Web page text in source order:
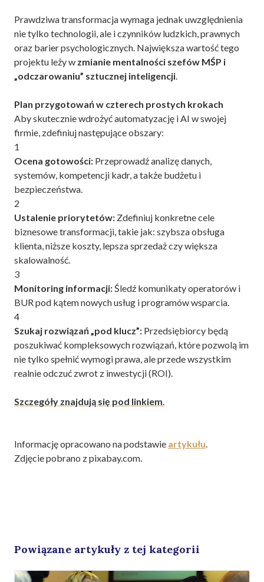
Prawdziwa transformacja wymaga jednak uwzględnienia
nie tylko technologii, ale i czynników ludzkich, prawnych
oraz barier psychologicznych. Największa wartość tego
projektu leży w zmianie mentalności szefów MŚP i
„odczarowaniu” sztucznej inteligencji.
Plan przygotowań w czterech prostych krokach
Aby skutecznie wdrożyć automatyzację i AI w swojej
firmie, zdefiniuj następujące obszary:
1
Ocena gotowości: Przeprowadź analizę danych,
systemów, kompetencji kadr, a także budżetu i
bezpieczeństwa.
2
Ustalenie priorytetów: Zdefiniuj konkretne cele
biznesowe transformacji, takie jak: szybsza obsługa
klienta, niższe koszty, lepsza sprzedaż czy większa
skalowalność.
3
Monitoring informacji:Śledź komunikaty operatorów i
BUR pod kątem nowych usług i programów wsparcia.
4
Szukaj rozwiązań „pod klucz”: Przedsiębiorcy będą
poszukiwać kompleksowych rozwiązań, które pozwolą im
nie tylko spełnić wymogi prawa, ale przede wszystkim
realnie odczuć zwrot z inwestycji (ROI).
Szczegóły znajdują się pod linkiem.
Informację opracowano na podstawie artykułu.
Zdjęcie pobrano z pixabay.com.
Powiązane artykuły z tej kategorii